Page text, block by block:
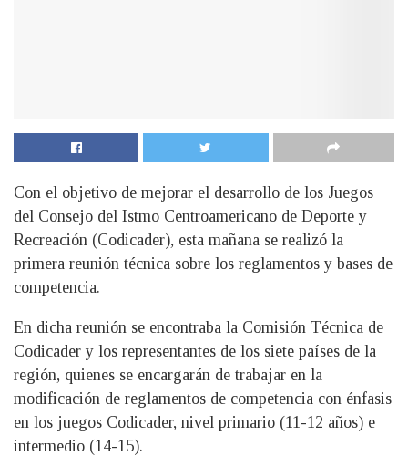
Con el objetivo de mejorar el desarrollo de los Juegos
del Consejo del Istmo Centroamericano de Deporte y
Recreación (Codicader), esta mañana se realizó la
primera reunión técnica sobre los reglamentos y bases de
competencia.
En dicha reunión se encontraba la Comisión Técnica de
Codicader y los representantes de los siete países de la
región, quienes se encargarán de trabajar en la
modificación de reglamentos de competencia con énfasis
en los juegos Codicader, nivel primario (11-12 años) e
intermedio (14-15).